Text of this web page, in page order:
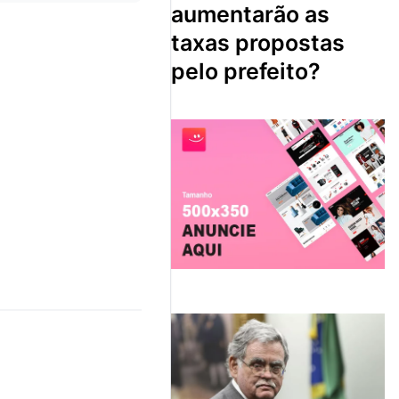
aumentarão as
taxas propostas
pelo prefeito?